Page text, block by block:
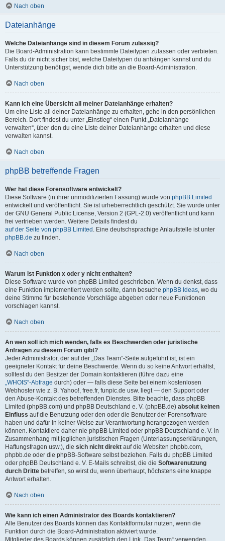
Nach oben
Dateianhänge
Welche Dateianhänge sind in diesem Forum zulässig?
Die Board-Administration kann bestimmte Dateitypen zulassen oder verbieten.
Falls du dir nicht sicher bist, welche Dateitypen du anhängen kannst und du
Unterstützung benötigst, wende dich bitte an die Board-Administration.
Nach oben
Kann ich eine Übersicht all meiner Dateianhänge erhalten?
Um eine Liste all deiner Dateianhänge zu erhalten, gehe in den persönlichen
Bereich. Dort findest du unter „Einstieg“ einen Punkt „Dateianhänge
verwalten“, über den du eine Liste deiner Dateianhänge erhalten und diese
verwalten kannst.
Nach oben
phpBB betreffende Fragen
Wer hat diese Forensoftware entwickelt?
Diese Software (in ihrer unmodifizierten Fassung) wurde von phpBB Limited
entwickelt und veröffentlicht. Sie ist urheberrechtlich geschützt. Sie wurde unter
der GNU General Public License, Version 2 (GPL-2.0) veröffentlicht und kann
frei vertrieben werden. Weitere Details findest du
auf der Seite von phpBB Limited . Eine deutschsprachige Anlaufstelle ist unter
phpBB.de zu finden.
Nach oben
Warum ist Funktion x oder y nicht enthalten?
Diese Software wurde von phpBB Limited geschrieben. Wenn du denkst, dass
eine Funktion implementiert werden sollte, dann besuche phpBB Ideas, wo du
deine Stimme für bestehende Vorschläge abgeben oder neue Funktionen
vorschlagen kannst.
Nach oben
An wen soll ich mich wenden, falls es Beschwerden oder juristische
Anfragen zu diesem Forum gibt?
Jeder Administrator, der auf der „Das Team“-Seite aufgeführt ist, ist ein
geeigneter Kontakt für deine Beschwerde. Wenn du so keine Antwort erhältst,
solltest du den Besitzer der Domain kontaktieren (führe dazu eine
„WHOIS“-Abfrage durch) oder — falls diese Seite bei einem kostenlosen
Webhoster wie z. B. Yahoo!, free.fr, funpic.de usw. liegt — den Support oder
den Abuse-Kontakt des betreffenden Dienstes. Bitte beachte, dass phpBB
Limited (phpBB.com) und phpBB Deutschland e. V. (phpBB.de) absolut keinen
Einfluss auf die Benutzung oder den oder die Benutzer der Forensoftware
haben und dafür in keiner Weise zur Verantwortung herangezogen werden
können. Kontaktiere daher nie phpBB Limited oder phpBB Deutschland e. V. in
Zusammenhang mit jeglichen juristischen Fragen (Unterlassungserklärungen,
Haftungsfragen usw.), die sich nicht direkt auf die Websiten phpbb.com,
phpbb.de oder die phpBB-Software selbst beziehen. Falls du phpBB Limited
oder phpBB Deutschland e. V. E-Mails schreibst, die die Softwarenutzung
durch Dritte betreffen, so wirst du, wenn überhaupt, höchstens eine knappe
Antwort erhalten.
Nach oben
Wie kann ich einen Administrator des Boards kontaktieren?
Alle Benutzer des Boards können das Kontaktformular nutzen, wenn die
Funktion durch die Board-Administration aktiviert wurde.
Mitglieder des Boards können zusätzlich den Link „Das Team“ verwenden.